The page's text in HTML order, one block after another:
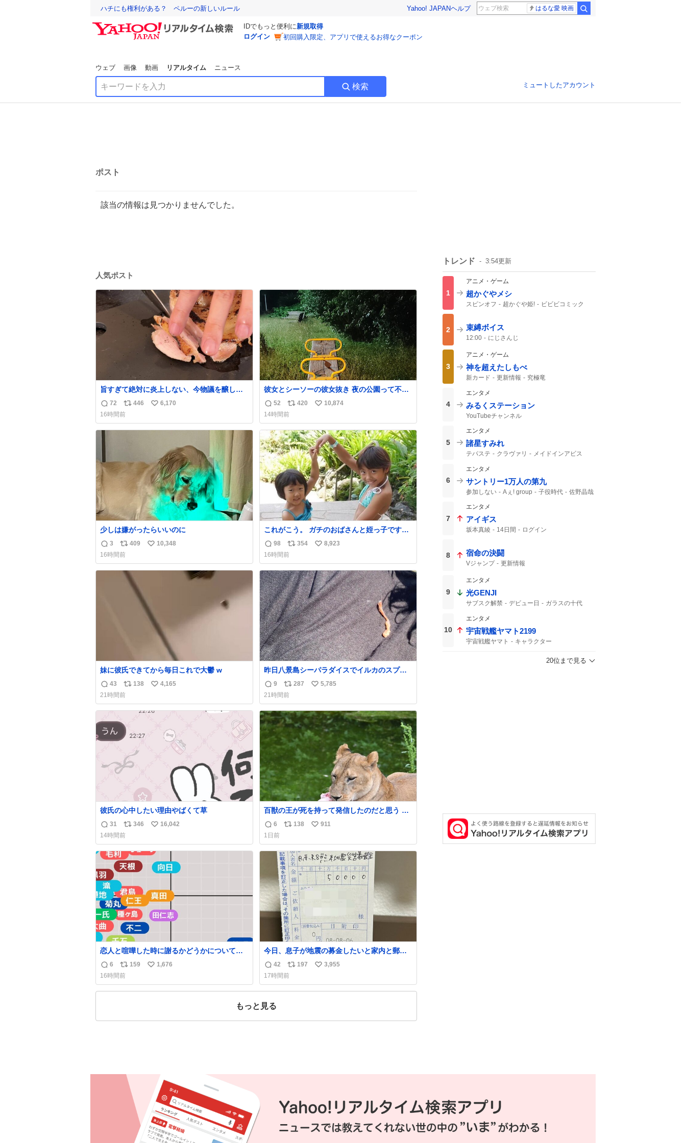
ハチにも権利がある？ ペルーの新しいルール Yahoo! JAPANヘルプ はるな愛 映画
IDでもっと便利に新規取得
ログイン
初回購入限定、アプリで使えるお得なクーポン
ウェブ 画像 動画 リアルタイム ニュース
検索 ミュートしたアカウント
ポスト
該当の情報は見つかりませんでした。
人気ポスト
旨すぎて絶対に炎上しない、今物議を醸して
いる 【鶏のたたき】 を家で作る方法を教えま
す 鶏もも肉に特別な処理をして大葉やみょう
がなどの薬味と一緒にいただきます 夏に食う
とたまりません この調理法、絶対覚えた方が
いいです youtu.be/s0jWxvy14_4
返
信
数
72
リ
ポ
ス
446
い
ね
6,170
16時間前
彼女とシーソーの彼女抜き 夜の公園って不審
者が現れそうで怖いんだよな
返
信
数
52
リ
ポ
ス
ト
数
420
い
ね
数
10,874
14時間前
少しは嫌がったらいいのに
返
信
数
3
リ
ポ
ス
ト
409
い
ね
10,348
16時間前
これがこう。 ガチのおばさんと姪っ子です。
（身長抜かされててしぬ笑） #ヤツルギ12 #
家族でヒロイン
返
信
数
98
リ
ポ
ス
ト
数
354
い
ね
数
8,923
16時間前
妹に彼氏できてから毎日これで大鬱 w
返
信
数
43
リ
ポ
ス
数
138
い
ね
4,165
21時間前
昨日八景島シーパラダイスでイルカのスプラ
ッシュを浴びたらゲソのおまけがついてきま
した。誰の食べカスかわからないけど、とて
も愛おしいです。こんなおまけまで付けても
らって感謝しかありません。 #ふれあいラグ
ーン #横浜八景島シーパラダイス
返
信
数
9
リ
ポ
ス
ト
数
287
い
ね
5,785
21時間前
彼氏の心中したい理由やばくて草
返
信
数
31
リ
ポ
ス
ト
数
346
い
ね
数
16,042
14時間前
百獣の王が死を持って発信したのだと思う 高
温多湿が尋常でない日本の夏 どうか早急に飼
育の環境を見直して 動物の命を護ってくださ
い…と 治療中のライオンが助かりますように
すべての動物の命が護られますように
2026.7.3📷多摩動物公園にて 残念ながら個体
の識別は出来ません
返
信
数
6
リ
ス
ト
数
138
い
ね
数
911
1日前
恋人と喧嘩した時に謝るかどうかについて考
えてみました💭 ▶︎自分から謝る or 悪くない
なら謝らない ▶︎ねちねちする or さっぱりし
ている 個人的見解です！色々と許してくださ
い！
返
信
数
6
リ
ポ
ス
159
い
ね
1,676
16時間前
今日、息子が地震の募金したいと家内と郵便
局に行ったみたいです。おもちゃとか買う選
択肢もあったと思うけど、自分で貯めてた2万
円を役に立てて欲しい、みんなも元気になっ
て欲しいと。家内も一緒に募金したので、自
返
信
数
42
リ
ポ
ス
197
い
ね
3,955
17時間前
もっと見る
トレンド 3:54更新
1
アニメ・ゲーム
超かぐやメシ
スピンオフ 超かぐや姫!
ビビビコミック
2 束縛ボイス
12:00 にじさんじ
3
アニメ・ゲーム
神を超えたしもべ
新カード 更新情報 究極竜
4
エンタメ
みるくステーション
YouTubeチャンネル
5
エンタメ
諸星すみれ
テパステ クラヴァリ
メイドインアビス
6
エンタメ
サントリー1万人の第九
参加しない Aぇ! group 子役時代
佐野晶哉
7
エンタメ
アイギス
坂本真綾 14日間 ログイン
8 宿命の決闘
Vジャンプ 更新情報
9
エンタメ
光GENJI
サブスク解禁 デビュー日
ガラスの十代
光genji サブスク
10
エンタメ
宇宙戦艦ヤマト2199
宇宙戦艦ヤマト キャラクター
20位まで見る